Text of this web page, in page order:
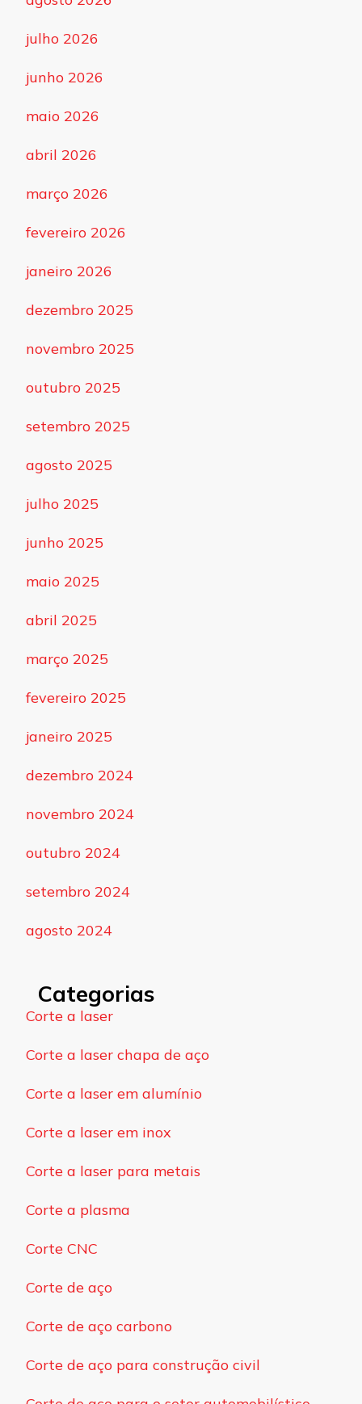
julho 2026
junho 2026
maio 2026
abril 2026
março 2026
fevereiro 2026
janeiro 2026
dezembro 2025
novembro 2025
outubro 2025
setembro 2025
agosto 2025
julho 2025
junho 2025
maio 2025
abril 2025
março 2025
fevereiro 2025
janeiro 2025
dezembro 2024
novembro 2024
outubro 2024
setembro 2024
agosto 2024
Categorias
Corte a laser
Corte a laser chapa de aço
Corte a laser em alumínio
Corte a laser em inox
Corte a laser para metais
Corte a plasma
Corte CNC
Corte de aço
Corte de aço carbono
Corte de aço para construção civil